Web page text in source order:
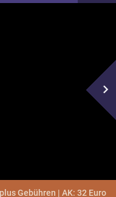
navigate_next
Gebühren | AK: 32 Euro